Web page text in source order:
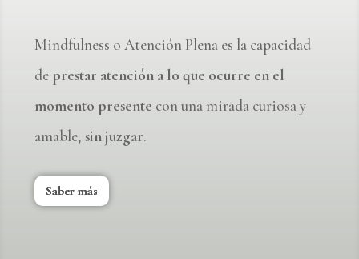
Mindfulness o Atención Plena es la capacidad
deprestar atención a lo que ocurre en el
momento presente con una mirada curiosa y
amable, sin juzgar.
Saber más